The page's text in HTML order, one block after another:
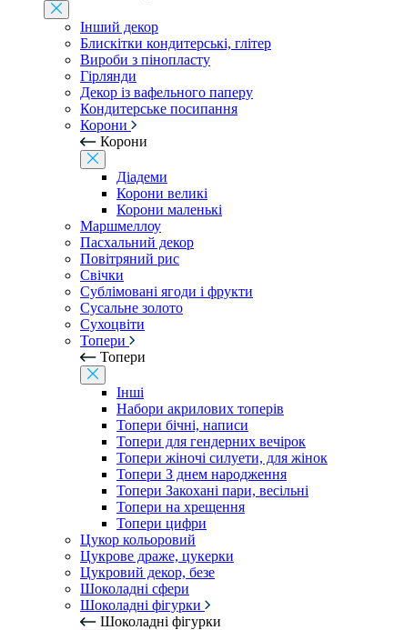
Інший декор
Блискітки кондитерські, глітер
Вироби з пінопласту
Гірлянди
Декор із вафельного паперу
Кондитерське посипання
Корони
Корони
Діадеми
Корони великі
Корони маленькі
Маршмеллоу
Пасхальний декор
Повітряний рис
Свічки
Сублімовані ягоди і фрукти
Сусальне золото
Сухоцвіти
Топери
Топери
Інші
Набори акрилових топерів
Топери бічні, написи
Топери для гендерних вечірок
Топери жіночі силуети, для жінок
Топери З днем ​​народження
Топери Закохані пари, весільні
Топери на хрещення
Топери цифри
Цукор кольоровий
Цукрове драже, цукерки
Цукровий декор, безе
Шоколадні сфери
Шоколадні фігурки
Шоколадні фігурки